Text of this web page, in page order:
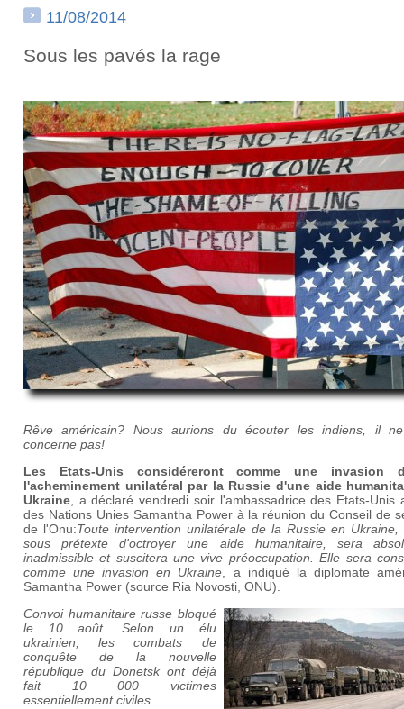
11/08/2014
Sous les pavés la rage
Rêve américain? Nous aurions du écouter les indiens, il
concerne pas!
Les Etats-Unis considéreront comme une invasion
l'acheminement unilatéral par la Russie d'une aide
Ukraine , a déclaré vendredi soir l'ambassadrice des Etats-Unis
des Nations Unies Samantha Power à la réunion du Conseil de
de l'Onu:Toute intervention unilatérale de la Russie en Ukraine,
sous prétexte d'octroyer une aide humanitaire, sera
inadmissible et suscitera une vive préoccupation. Elle sera
comme une invasion en Ukraine , a indiqué la diplomate
Samantha Power (source Ria Novosti, ONU).
Convoi humanitaire russe bloqué
le 10 août. Selon un élu
ukrainien, les combats de
conquête de la nouvelle
république du Donetsk ont déjà
fait 10 000 victimes
essentiellement civiles.